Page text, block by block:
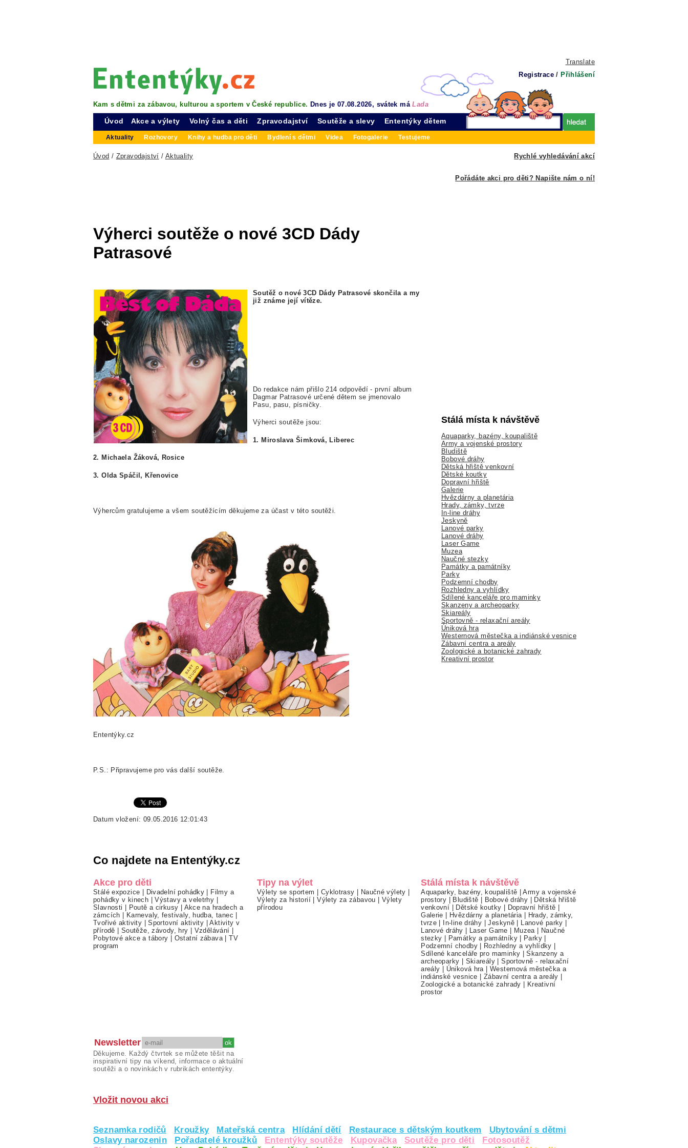
Translate
Registrace / Přihlášení
Kam s dětmi za zábavou, kulturou a sportem v České republice. Dnes je 07.08.2026, svátek máLada
Úvod Akce a výlety Volný čas a děti Zpravodajství
Aktuality Rozhovory Knihy a hudba pro děti Bydlení s dětmi Videa Fotogalerie Testujeme
Soutěže a slevy Ententýky dětem
Rychlé vyhledávání akcí
Úvod / Zpravodajství / Aktuality
Pořádáte akci pro děti? Napište nám o ní!
Výherci soutěže o nové 3CD Dády
Patrasové
Soutěž o nové 3CD Dády Patrasové skončila a my
již známe její vítěze.
Do redakce nám přišlo 214 odpovědí - první album
Dagmar Patrasové určené dětem se jmenovalo
Pasu, pasu, písničky.
Výherci soutěže jsou:
1. Miroslava Šimková, Liberec
2. Michaela Žáková, Rosice
3. Olda Spáčil, Křenovice
Výhercům gratulujeme a všem soutěžícím děkujeme za účast v této soutěži.
Ententýky.cz
P.S.: Připravujeme pro vás další soutěže.
Datum vložení: 09.05.2016 12:01:43
Stálá místa k návštěvě
Aquaparky, bazény, koupaliště
Army a vojenské prostory
Bludiště
Bobové dráhy
Dětská hřiště venkovní
Dětské koutky
Dopravní hřiště
Galerie
Hvězdárny a planetária
Hrady, zámky, tvrze
In-line dráhy
Jeskyně
Lanové parky
Lanové dráhy
Laser Game
Muzea
Naučné stezky
Památky a památníky
Parky
Podzemní chodby
Rozhledny a vyhlídky
Sdílené kanceláře pro maminky
Skanzeny a archeoparky
Skiareály
Sportovně - relaxační areály
Úniková hra
Westernová městečka a indiánské vesnice
Zábavní centra a areály
Zoologické a botanické zahrady
Kreativní prostor
Co najdete na Ententýky.cz
Akce pro děti
Stálé expozice Divadelní pohádky
Filmy a
pohádky v kinech |Výstavy a veletrhy
Slavnosti
Poutě a cirkusy
Akce na hradech a
zámcích
Karnevaly, festivaly, hudba, tanec
Tvořivé aktivity |Sportovní aktivity |Aktivity v
přírodě
Soutěže, závody, hry Vzdělávání
Pobytové akce a tábory
Ostatní zábava|TV
program
Tipy na výlet
Výlety se sportem Cyklotrasy Naučné výlety
Výlety za historií |Výlety za zábavou
Výlety
přírodou
Stálá místa k návštěvě
Aquaparky, bazény, koupaliště |Army a vojenské
prostory
Bludiště Bobové dráhy
Dětská hřiště
venkovní
Dětské koutky Dopravní hřiště
Galerie
Hvězdárny a planetária|
Hrady, zámky,
tvrze
In-line dráhy |Jeskyně Lanové parky
Lanové dráhy
Laser Game Muzea|
Naučné
stezky
Památky a památníky| Parky
Podzemní chodby| Rozhledny a vyhlídky
Sdílené kanceláře pro maminky |Skanzeny a
archeoparky
Skiareály |Sportovně - relaxační
areály
Úniková hra|Westernová městečka a
indiánské vesnice
Zábavní centra a areály
Zoologické a botanické zahrady
Kreativní
prostor
Newsletter
Děkujeme. Každý čtvrtek se můžete těšit na
inspirativní tipy na víkend, informace o aktuální
soutěži a o novinkách v rubrikách ententýky.
Vložit novou akci
Seznamka rodičů Kroužky Mateřská centra Hlídání dětí Restaurace s dětským koutkem
Ubytování s dětmi
Oslavy narozenin
Pořadatelé kroužků Ententýky soutěže Kupovačka Soutěže pro děti
Fotosoutěž